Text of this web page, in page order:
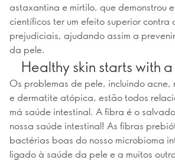
astaxantina e mirtilo, que demonstrou
científicos ter um efeito superior contra
prejudiciais, ajudando assim a
da pele.
Healthy skin starts with
Os problemas de pele, incluindo
e dermatite atópica, estão todos
má saúde intestinal. A fibra é o
nossa saúde intestinal! As fibras
bactérias boas do nosso microbioma
ligado à saúde da pele e a muitos